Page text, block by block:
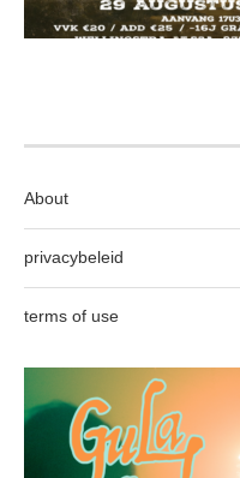
About
privacybeleid
terms of use